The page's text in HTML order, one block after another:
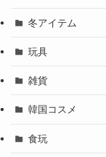
冬アイテム
玩具
雑貨
韓国コスメ
食玩